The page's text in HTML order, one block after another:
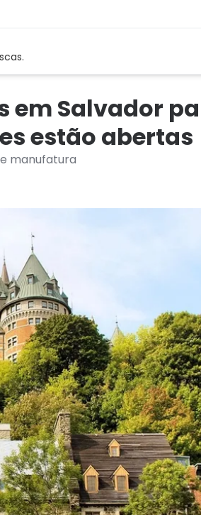
em Salvador
estão abertas
manufatura